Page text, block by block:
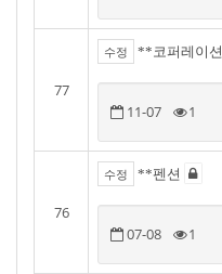
77
수정 **코퍼레이션
11-07 1
76
수정 **펜션
07-08 1